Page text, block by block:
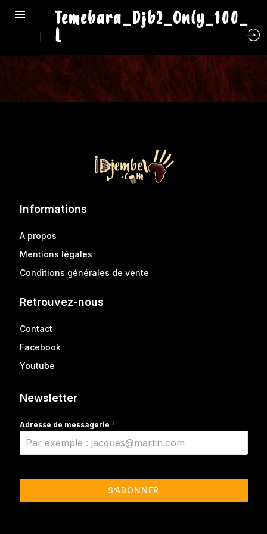
Temebara_Djb2_Only_100_
L
Informations
A propos
Mentions légales
Conditions générales de vente
Retrouvez-nous
Contact
Facebook
Youtube
Newsletter
Adresse de messagerie *
S’ABONNER